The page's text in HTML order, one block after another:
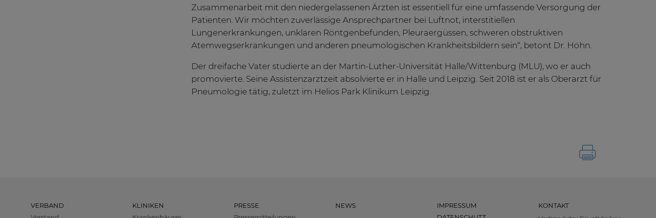
Zusammenarbeit mit den niedergelassenen Ärzten ist essentiell für eine umfassende Versorgung der
Patienten. Wir möchten zuverlässige Ansprechpartner bei Luftnot, interstitiellen
Lungenerkrankungen, unklaren Röntgenbefunden, Pleuraergüssen, schweren obstruktiven
Atemwegserkrankungen und anderen pneumologischen Krankheitsbildern sein“, betont Dr. Höhn.
Der dreifache Vater studierte an der Martin-Luther-Universität Halle/Wittenburg (MLU), wo er auch
promovierte. Seine Assistenzarztzeit absolvierte er in Halle und Leipzig. Seit 2018 ist er als Oberarzt für
Pneumologie tätig, zuletzt im Helios Park Klinikum Leipzig.
VERBAND
KLINIKEN
PRESSE
NEWS
KONTAKT
IMPRESSUM